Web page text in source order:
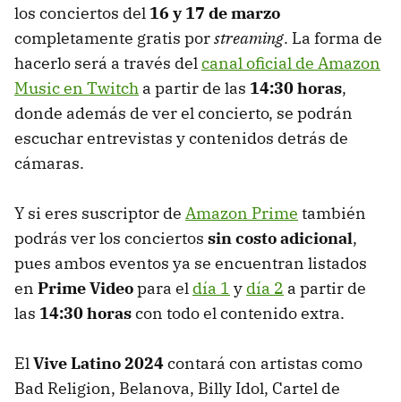
los conciertos del 16 y 17 de marzo
completamente gratis porstreaming. La forma de
hacerlo será a través delcanal oficial de Amazon
Music en Twitch a partir de las 14:30 horas,
donde además de ver el concierto, se podrán
escuchar entrevistas y contenidos detrás de
cámaras.
Y si eres suscriptor de Amazon Prime también
podrás ver los conciertos sin costo adicional,
pues ambos eventos ya se encuentran listados
en Prime Videopara el día 1 y día 2 a partir de
las 14:30 horascon todo el contenido extra.
ElVive Latino 2024contará con artistas como
Bad Religion, Belanova, Billy Idol, Cartel de